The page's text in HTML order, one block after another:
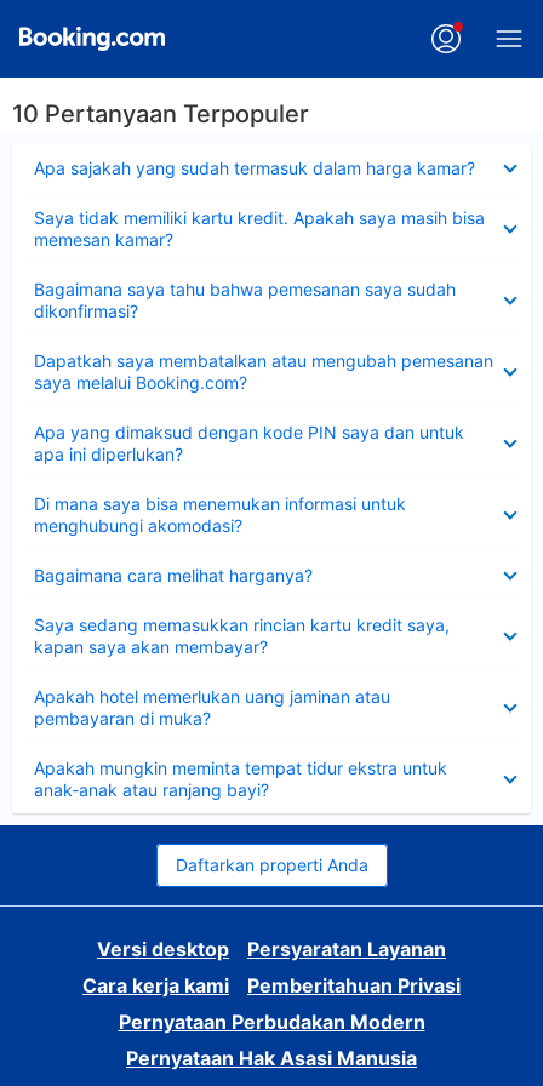
10 Pertanyaan Terpopuler
Apa sajakah yang sudah termasuk dalam harga kamar?
Saya tidak memiliki kartu kredit. Apakah saya masih bisa
memesan kamar?
Bagaimana saya tahu bahwa pemesanan saya sudah
dikonfirmasi?
Dapatkah saya membatalkan atau mengubah pemesanan
saya melalui Booking.com?
Apa yang dimaksud dengan kode PIN saya dan untuk
apa ini diperlukan?
Di mana saya bisa menemukan informasi untuk
menghubungi akomodasi?
Bagaimana cara melihat harganya?
Saya sedang memasukkan rincian kartu kredit saya,
kapan saya akan membayar?
Apakah hotel memerlukan uang jaminan atau
pembayaran di muka?
Apakah mungkin meminta tempat tidur ekstra untuk
anak-anak atau ranjang bayi?
Daftarkan properti Anda
Versi desktop
Persyaratan Layanan
Cara kerja kami
Pemberitahuan Privasi
Pernyataan Perbudakan Modern
Pernyataan Hak Asasi Manusia